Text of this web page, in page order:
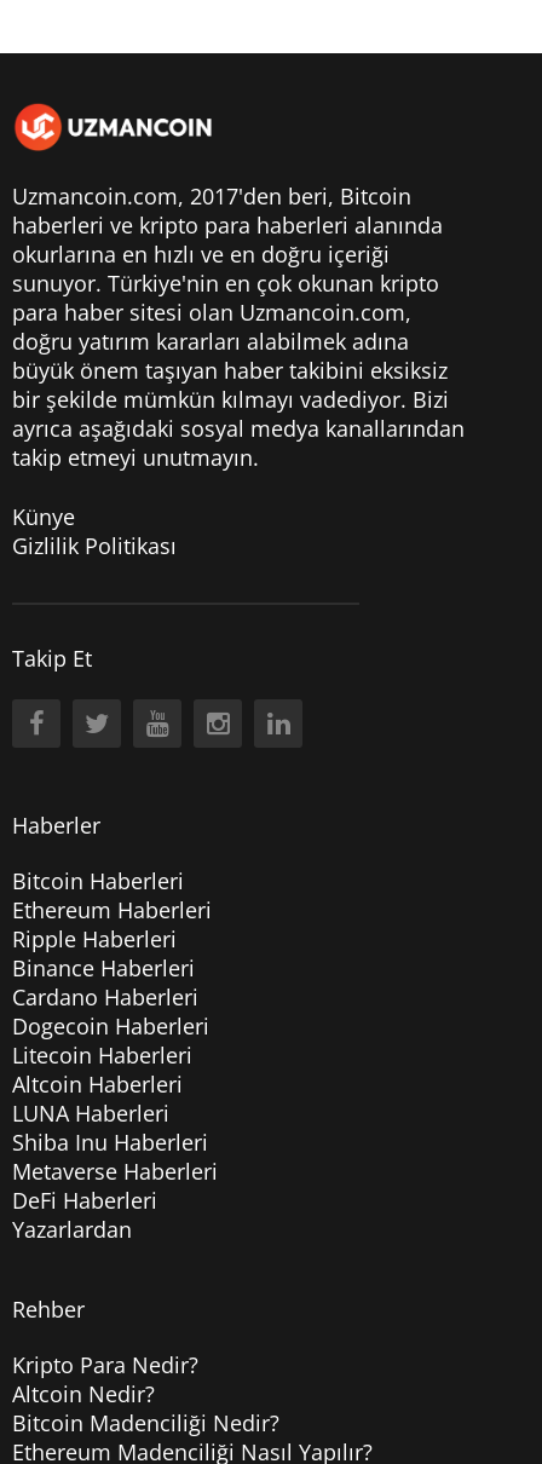
Uzmancoin.com, 2017'den beri, Bitcoin
haberleri ve kripto para haberleri alanında
okurlarına en hızlı ve en doğru içeriği
sunuyor. Türkiye'nin en çok okunan kripto
para haber sitesi olan Uzmancoin.com,
doğru yatırım kararları alabilmek adına
büyük önem taşıyan haber takibini eksiksiz
bir şekilde mümkün kılmayı vadediyor. Bizi
ayrıca aşağıdaki sosyal medya kanallarından
takip etmeyi unutmayın.
Künye
Gizlilik Politikası
Takip Et
Haberler
Bitcoin Haberleri
Ethereum Haberleri
Ripple Haberleri
Binance Haberleri
Cardano Haberleri
Dogecoin Haberleri
Litecoin Haberleri
Altcoin Haberleri
LUNA Haberleri
Shiba Inu Haberleri
Metaverse Haberleri
DeFi Haberleri
Yazarlardan
Rehber
Kripto Para Nedir?
Altcoin Nedir?
Bitcoin Madenciliği Nedir?
Ethereum Madenciliği Nasıl Yapılır?